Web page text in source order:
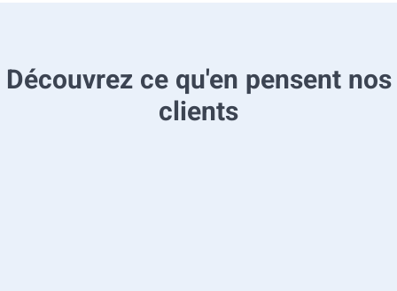
Découvrez ce qu'en pensent nos
clients